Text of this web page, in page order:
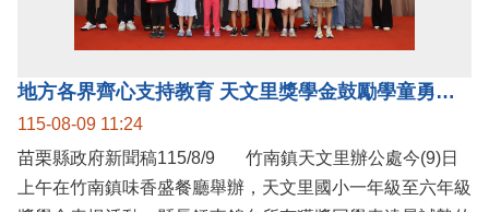
地方各界齊心支持教育 天文里獎學金鼓勵學童勇敢追夢
115-08-09 11:24
苗栗縣政府新聞稿115/8/9 竹南鎮天文里辦公處今(9)日
上午在竹南鎮味香盛餐廳舉辦，天文里國小一年級至六年級